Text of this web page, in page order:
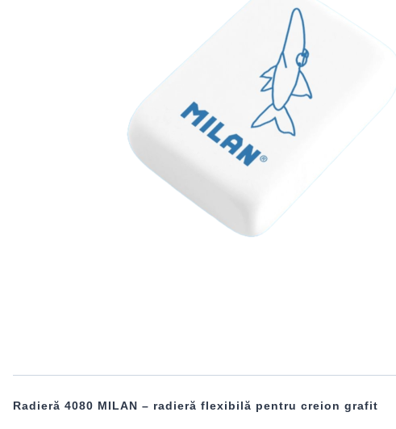
Radieră 4080 MILAN – radieră flexibilă pentru creion grafit